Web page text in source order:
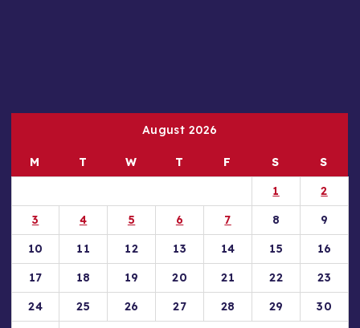
August 2026
M T W T F S
S
1
2
3
4 5 6 7 8
9
10
11 12 13 14 15
16
17
18 19 20 21 22
23
24
25 26 27 28 29 30